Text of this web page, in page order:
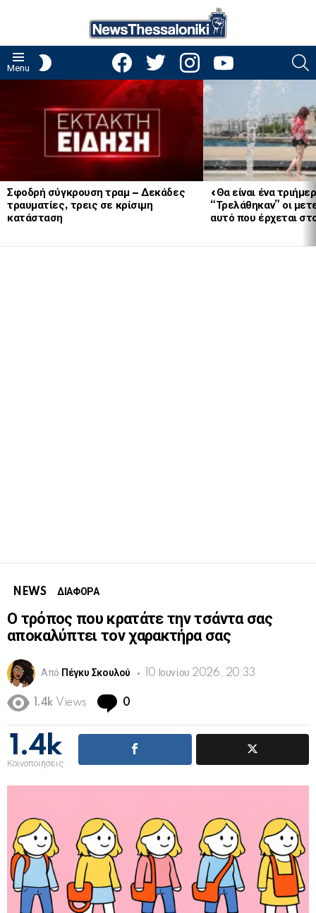
Menu
facebooktwitter instagramyoutube
Σφοδρή σύγκρουση τραμ – Δεκάδες
τραυματίες, τρεις σε κρίσιμη
κατάσταση
«Θα είναι ένα
“Τρελάθηκαν” οι
αυτό που έρχεται
NEWS ΔΙΑΦΟΡΑ
Ο τρόπος που κρατάτε την τσάντα σας
αποκαλύπτει τον χαρακτήρα σας
Από Πέγκυ Σκουλού 10 Ιουνίου 2026, 20:33
1.4k Views 0
1.4k
Κοινοποιήσεις